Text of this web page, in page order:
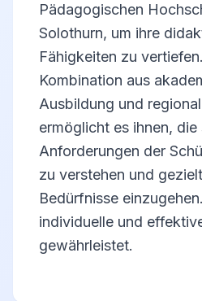
Pädagogischen
Solothurn, um ihre
Fähigkeiten zu
Kombination aus
Ausbildung und
ermöglicht es ihnen,
Anforderungen der
zu verstehen und
Bedürfnisse
individuelle und
gewährleistet.